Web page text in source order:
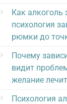
Как алкоголь
психология
рюмки до
Почему
видит
желание
Психология